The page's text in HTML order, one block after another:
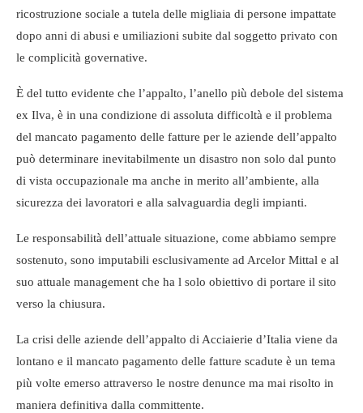
ricostruzione sociale a tutela delle migliaia di persone impattate
dopo anni di abusi e umiliazioni subite dal soggetto privato con
le complicità governative.
È del tutto evidente che l’appalto, l’anello più debole del sistema
ex Ilva, è in una condizione di assoluta difficoltà e il problema
del mancato pagamento delle fatture per le aziende dell’appalto
può determinare inevitabilmente un disastro non solo dal punto
di vista occupazionale ma anche in merito all’ambiente, alla
sicurezza dei lavoratori e alla salvaguardia degli impianti.
Le responsabilità dell’attuale situazione, come abbiamo sempre
sostenuto, sono imputabili esclusivamente ad Arcelor Mittal e al
suo attuale management che ha l solo obiettivo di portare il sito
verso la chiusura.
La crisi delle aziende dell’appalto di Acciaierie d’Italia viene da
lontano e il mancato pagamento delle fatture scadute è un tema
più volte emerso attraverso le nostre denunce ma mai risolto in
maniera definitiva dalla committente.